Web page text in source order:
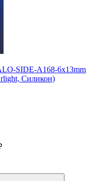
SIDE-A168-6x13mm
Силикон)